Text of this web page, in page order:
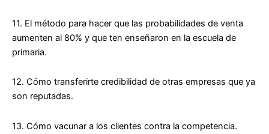
11. El método para hacer que las probabilidades de venta
aumenten al 80% y que ten enseñaron en la escuela de
primaria.
12. Cómo transferirte credibilidad de otras empresas que ya
son reputadas.
13. Cómo vacunar a los clientes contra la competencia.